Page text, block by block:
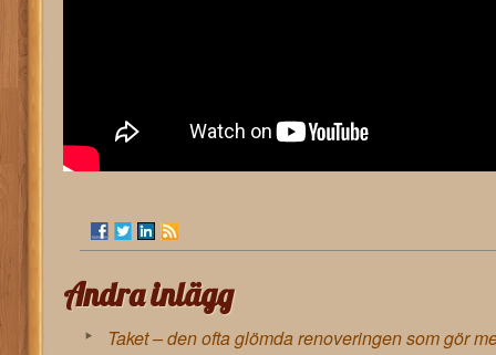
Andra inlägg
Taket – den ofta glömda renoveringen som gör